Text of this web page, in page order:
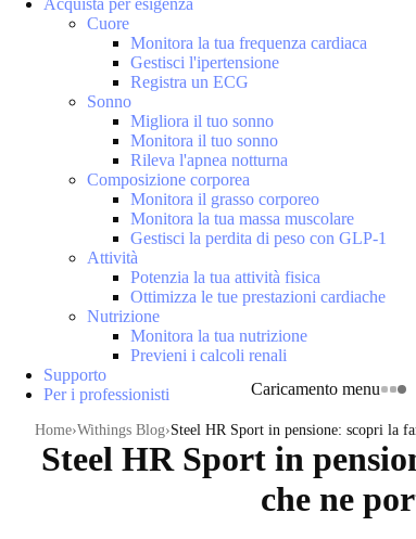
Caricamento menu
Acquista per esigenza
Cuore
Monitora la tua frequenza cardiaca
Gestisci l'ipertensione
Registra un ECG
Sonno
Migliora il tuo sonno
Monitora il tuo sonno
Rileva l'apnea notturna
Composizione corporea
Monitora il grasso corporeo
Monitora la tua massa muscolare
Gestisci la perdita di peso con GLP-1
Attività
Potenzia la tua attività fisica
Ottimizza le tue prestazioni cardiache
Nutrizione
Monitora la tua nutrizione
Previeni i calcoli renali
Supporto
Per i professionisti
Home Withings Blog Steel HR Sport in pensione: scopri la
Steel HR Sport in
che ne